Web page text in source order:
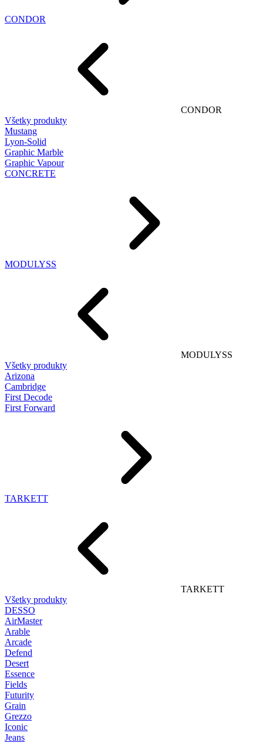
CONDOR
CONDOR
Všetky produkty
Mustang
Lyon-Solid
Graphic Marble
Graphic Vapour
CONCRETE
MODULYSS
MODULYSS
Všetky produkty
Arizona
Cambridge
First Decode
First Forward
TARKETT
TARKETT
Všetky produkty
DESSO
AirMaster
Arable
Arcade
Defend
Desert
Essence
Fields
Futurity
Grain
Grezzo
Iconic
Jeans